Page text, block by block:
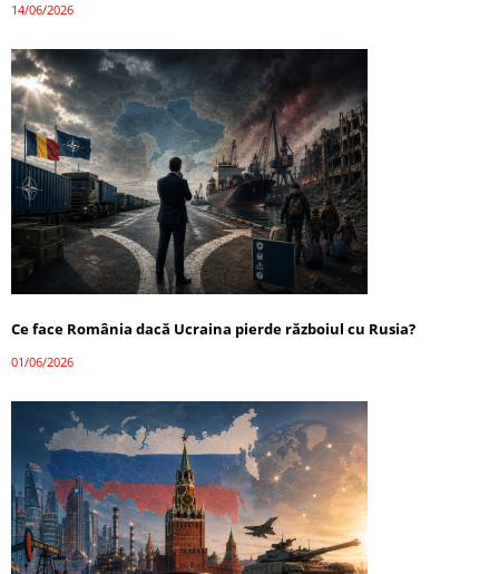
14/06/2026
Ce face România dacă Ucraina pierde războiul cu Rusia?
01/06/2026